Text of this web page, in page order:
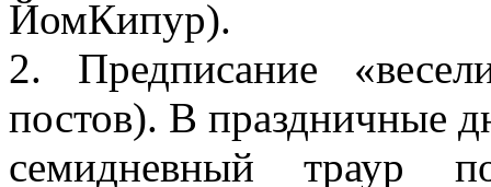
ЙомКипур).
2. Предписание
постов). В праздничные
семидневный траур